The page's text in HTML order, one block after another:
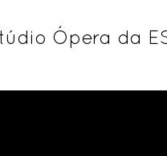
Ópera da